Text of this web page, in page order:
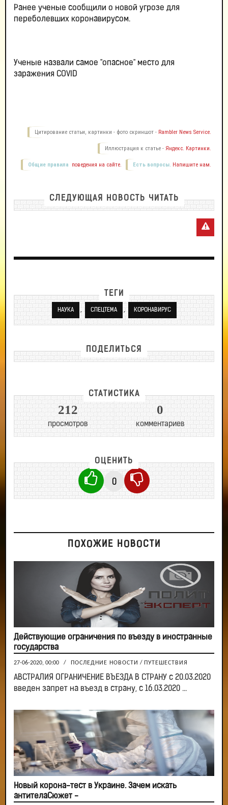
Ранее ученые сообщили о новой угрозе для
переболевших коронавирусом.
Ученые назвали самое "опасное" место для
заражения COVID
Цитирование статьи, картинки - фото скриншот - Rambler News Service.
Иллюстрация к статье - Яндекс. Картинки.
Есть вопросы. Напишите нам.
Общие правила поведения на сайте.
СЛЕДУЮЩАЯ НОВОСТЬ ЧИТАТЬ
ТЕГИ
НАУКА , СПЕЦТЕМА , КОРОНАВИРУС
ПОДЕЛИТЬСЯ
СТАТИСТИКА
212
просмотров
0
комментариев
ОЦЕНИТЬ
0
ПОХОЖИЕ НОВОСТИ
Действующие ограничения по въезду в иностранные
государства
27-06-2020, 00:00 / ПОСЛЕДНИЕ НОВОСТИ / ПУТЕШЕСТВИЯ
АВСТРАЛИЯ ОГРАНИЧЕНИЕ ВЪЕЗДА В СТРАНУ с 20.03.2020
введен запрет на въезд в страну, с 16.03.2020 ...
Новый корона-тест в Украине. Зачем искать
антителаСюжет -